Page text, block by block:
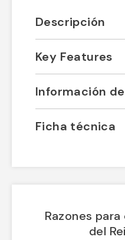
Descripción
Key Features
Información
Ficha técnica
Razones
del